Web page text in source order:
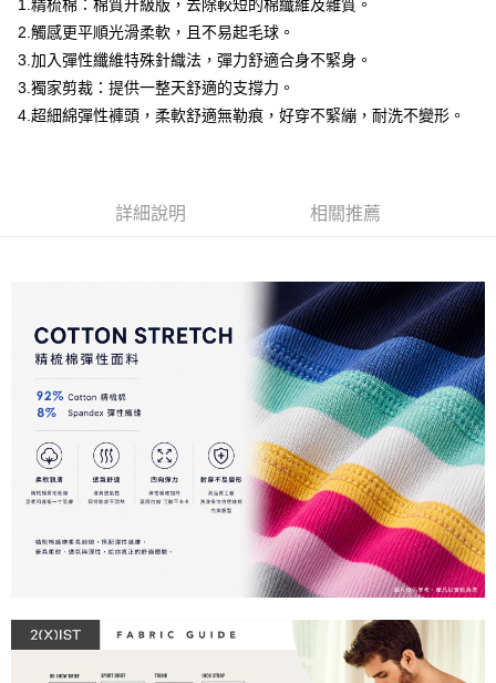
相關說明
【關於「AFTEE先享後付」】
便利好安心！
１．簡單：不需註冊會員、不需綁卡、不需儲值。
１．於結帳方式選擇「AFTEE先享後付」後，將跳轉至「AFTEE先享後付」
ATM／網路銀行／等多元方式進行付款，方視為交易完成。
※ 請注意：結帳手續完成當下不需立刻繳費，但若您需要取消訂單，請聯絡
購買商品的店家。未經商家同意取消之訂單仍視為有效，需透過AFTEE先享
後付繳納相關費用。
※ 交易是否成功請以「AFTEE先享後付 」之結帳頁面顯示為準，若有關於
是否繳費成功／繳費後需取消欲退款等相關疑問，請聯繫「AFTEE先享後付
客戶支援中心」https://netprotections.freshdesk.com/support/home
【注意事項】
１．透過由恩沛科技股份有限公司提供之「AFTEE先享後付」服務完成之交
易，需依本服務之必要範圍內提供個人資料，並將交易相關給付款項請求債
權轉讓予恩沛科技股份有限公司。
２．關於個人資料處理事宜，請瀏覽以下網址：
https://aftee.tw/terms/#terms3
３．未成年的使用者請事先徵得法定代理人或監護人之同意方可使用
「AFTEE先享後付」，若未經同意申辦者引起之損失，本公司不負相關責
４．使用「AFTEE先享後付」時，將依據個別帳號之用戶狀況，依本公司即
時審查核予不同之上限額度；若仍有額度不足之情形，本公司將視審查結果
請求用戶進行身份認證。
ATM付款
運送方式
每筆NT$80，滿NT$1,200(含以上)免運費
每筆NT$80，滿NT$1,200(含以上)免運費
宅配
每筆NT$85，滿NT$1,200(含以上)免運費
澎湖、金門、馬祖、小琉球、綠島、蘭嶼(郵局配送)
每筆NT$125
郵局快捷(隔天到貨，需先line@客服通知小編)
每筆NT$100
查看運費
1.精梳棉：棉質升級版，去除較短的棉纖維及雜質。
2.觸感更平順光滑柔軟，且不易起毛球。
3.加入彈性纖維特殊針織法，彈力舒適合身不緊身。
3.獨家剪裁：提供一整天舒適的支撐力。
4.超細綿彈性褲頭，柔軟舒適無勒痕，好穿不緊繃，耐洗不變形。
詳細說明 相關推薦